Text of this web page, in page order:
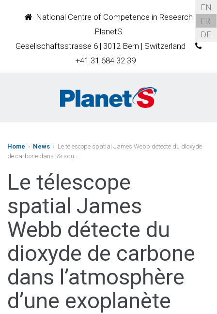
National Centre of Competence in Research
PlanetS
Gesellschaftsstrasse 6 | 3012 Bern | Switzerland
+41 31 684 32 39
EN
FR
DE
Home › News › Le télescope spatial James Webb détecte du dioxyde
de carbone dans l&rsqu...
Le télescope
spatial James
Webb détecte du
dioxyde de carbone
dans l’atmosphère
d’une exoplanète